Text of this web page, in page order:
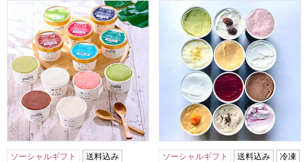
瀬戸内ジェラートMARE 人気ジェラート詰合せ 12個セット
ソーシャルギフト
送料込み
ピーチ専科ヤマシタ カフェ
ソーシャルギフト 送料込み 冷凍